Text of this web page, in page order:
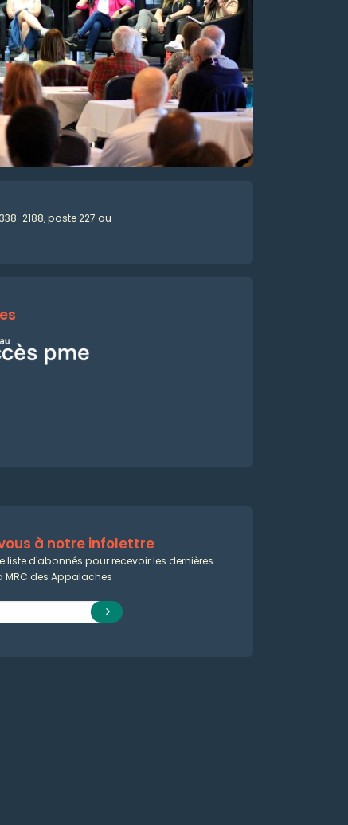
2188, poste 227 ou
à notre infolettre
liste d'abonnés pour recevoir les dernières
MRC des Appalaches